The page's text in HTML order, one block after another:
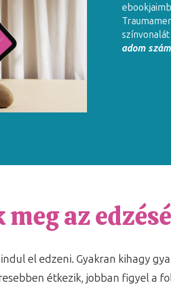
adom
az
el edzeni. Gyakran kihagy
étkezik, jobban figyel a